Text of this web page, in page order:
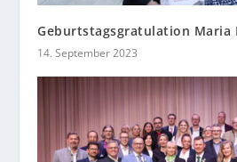
Geburtstagsgratulation Maria
14. September 2023